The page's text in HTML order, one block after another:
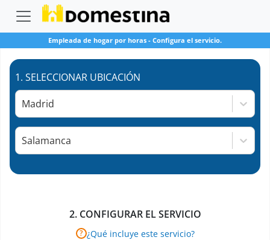
Empleada de hogar por horas - Configura el servicio.
1. SELECCIONAR UBICACIÓN
Madrid
Salamanca
2. CONFIGURAR EL SERVICIO
? ¿Qué incluye este servicio?